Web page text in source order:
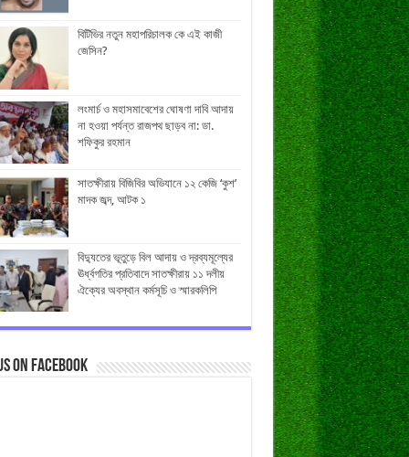
বিটিভির নতুন মহাপরিচালক কে এই কাজী
জেসিন?
লংমার্চ ও মহাসমাবেশের ঘোষণা দাবি আদায়
না হওয়া পর্যন্ত রাজপথ ছাড়ব না: ডা.
শফিকুর রহমান
সাতক্ষীরায় বিজিবির অভিযানে ১২ কেজি ‘কুশ’
মাদক জব্দ, আটক ১
বিদ্যুতের ভূতুড়ে বিল আদায় ও দ্রব্যমূল্যের
ঊর্ধ্বগতির প্রতিবাদে সাতক্ষীরায় ১১ দলীয়
ঐক্যের অবস্থান কর্মসূচি ও স্মারকলিপি
on Facebook